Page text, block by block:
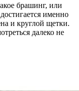
брашинг, или
именно
и круглой щетки.
далеко не